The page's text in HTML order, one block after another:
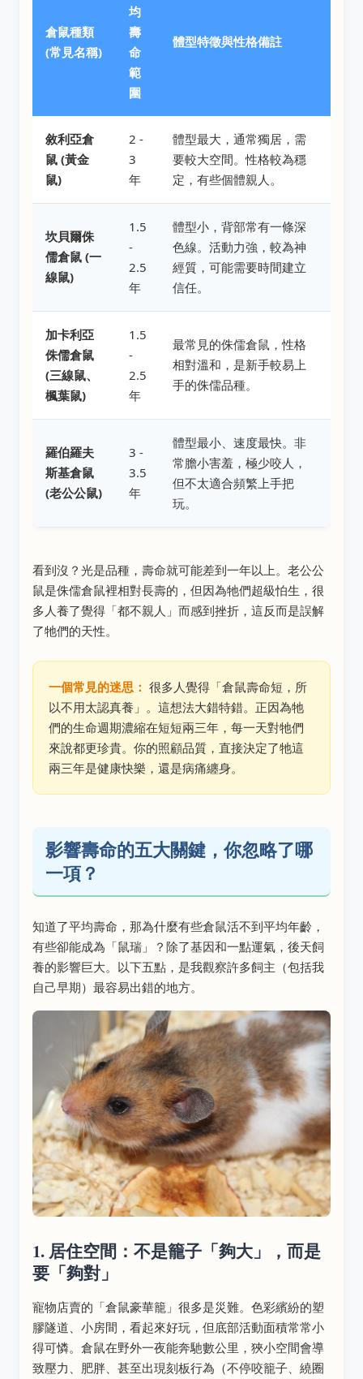
倉鼠種類
(常見名稱)
均
壽
命
範
圍
體型特徵與性格備註
敘利亞倉
鼠 (黃金
鼠)
2 -
3
年
體型最大，通常獨居，需
要較大空間。性格較為穩
定，有些個體親人。
坎貝爾侏
儒倉鼠 (一
線鼠)
1.5
-
2.5
年
體型小，背部常有一條深
色線。活動力強，較為神
經質，可能需要時間建立
信任。
加卡利亞
侏儒倉鼠
(三線鼠、
楓葉鼠)
1.5
-
2.5
年
最常見的侏儒倉鼠，性格
相對溫和，是新手較易上
手的侏儒品種。
羅伯羅夫
斯基倉鼠
(老公公鼠)
3 -
3.5
年
體型最小、速度最快。非
常膽小害羞，極少咬人，
但不太適合頻繁上手把
玩。
看到沒？光是品種，壽命就可能差到一年以上。老公公
鼠是侏儒倉鼠裡相對長壽的，但因為牠們超級怕生，很
多人養了覺得「都不親人」而感到挫折，這反而是誤解
了牠們的天性。
一個常見的迷思： 很多人覺得「倉鼠壽命短，所
以不用太認真養」。這想法大錯特錯。正因為牠
們的生命週期濃縮在短短兩三年，每一天對牠們
來說都更珍貴。你的照顧品質，直接決定了牠這
兩三年是健康快樂，還是病痛纏身。
影響壽命的五大關鍵，你忽略了哪
一項？
知道了平均壽命，那為什麼有些倉鼠活不到平均年齡，
有些卻能成為「鼠瑞」？除了基因和一點運氣，後天飼
養的影響巨大。以下五點，是我觀察許多飼主（包括我
自己早期）最容易出錯的地方。
1. 居住空間：不是籠子「夠大」，而是
要「夠對」
寵物店賣的「倉鼠豪華籠」很多是災難。色彩繽紛的塑
膠隧道、小房間，看起來好玩，但底部活動面積常常小
得可憐。倉鼠在野外一夜能奔馳數公里，狹小空間會導
致壓力、肥胖、甚至出現刻板行為（不停咬籠子、繞圈